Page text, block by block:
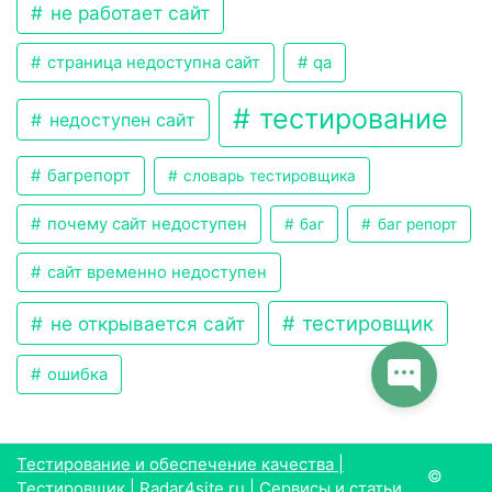
не работает сайт
страница недоступна сайт qa
недоступен сайт тестирование
багрепорт словарь тестировщика
почему сайт недоступен баг баг репорт
сайт временно недоступен
не открывается сайт тестировщик
ошибка
Тестирование и обеспечение качества |
©